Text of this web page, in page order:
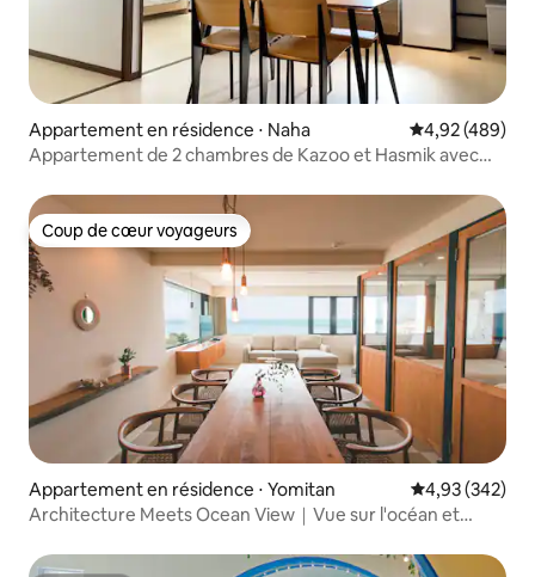
Appartement en résidence ⋅ Naha Évaluation
4,92 (489)
Appartement de 2 chambres de Kazoo et Hasmik avec
Coup de cœur voyageurs
Coup de cœur voyageurs
Appartement en résidence ⋅ Yomitan Évaluation
4,93 (342)
Architecture Meets Ocean View｜Vue sur l'océan et